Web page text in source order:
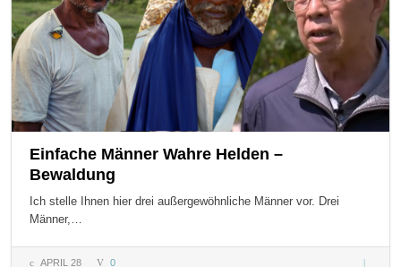
Einfache Männer Wahre Helden –
Bewaldung
Ich stelle Ihnen hier drei außergewöhnliche Männer vor. Drei
Männer,…
APRIL 28 0